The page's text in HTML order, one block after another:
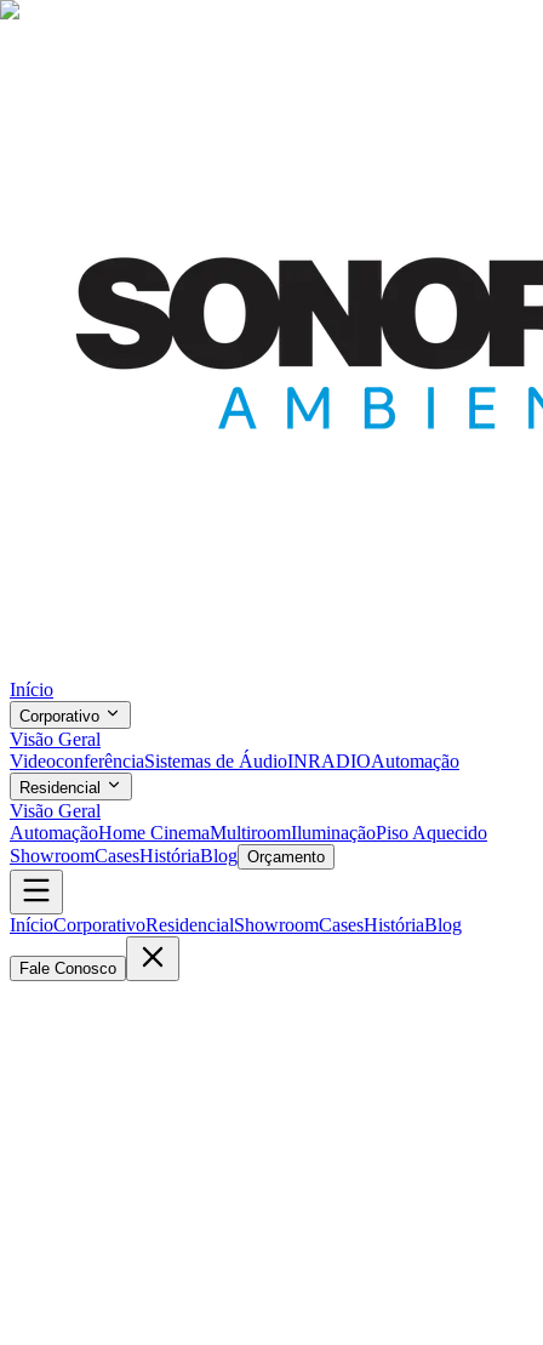
Início
Corporativo
Visão Geral
VideoconferênciaSistemas de ÁudioINRADIOAutomação
Residencial
Visão Geral
AutomaçãoHome CinemaMultiroomIluminaçãoPiso Aquecido
ShowroomCasesHistóriaBlog Orçamento
InícioCorporativoResidencialShowroomCasesHistóriaBlog
Fale Conosco